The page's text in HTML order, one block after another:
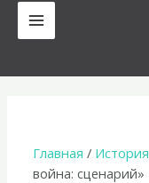
MAIN
MENU
Главная / История
война: сценарий»